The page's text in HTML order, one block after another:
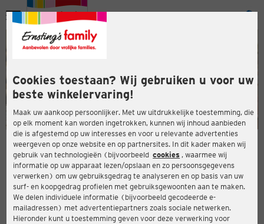
Cookies toestaan? Wij gebruiken u voor uw
beste winkelervaring!
Maak uw aankoop persoonlijker. Met uw uitdrukkelijke toestemming, die
op elk moment kan worden ingetrokken, kunnen wij inhoud aanbieden
die is afgestemd op uw interesses en voor u relevante advertenties
weergeven op onze website en op partnersites. In dit kader maken wij
gebruik van technologieën (bijvoorbeeld cookies , waarmee wij
informatie op uw apparaat lezen/opslaan en zo persoonsgegevens
verwerken) om uw gebruiksgedrag te analyseren en op basis van uw
surf- en koopgedrag profielen met gebruiksgewoonten aan te maken.
We delen individuele informatie (bijvoorbeeld gecodeerde e-
mailadressen) met advertentiepartners zoals sociale netwerken.
Hieronder kunt u toestemming geven voor deze verwerking voor
Menu
ERNSTING'S FAMILY-WINKEL
Rottendorfer Straße 65
97074 Würzburg
4,1
Beoordeling: